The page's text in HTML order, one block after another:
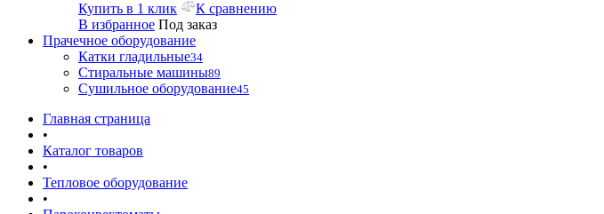
Купить в 1 клик
К сравнению
В избранное Под заказ
Прачечное оборудование
Катки гладильные34
Стиральные машины89
Сушильное оборудование45
Главная страница
•
Каталог товаров
•
Тепловое оборудование
•